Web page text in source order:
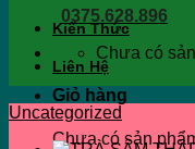
0375.628.896
Chưa có
Giỏ hàng
Chưa có sản
Kiến Thức
Liên Hệ
Uncategorized